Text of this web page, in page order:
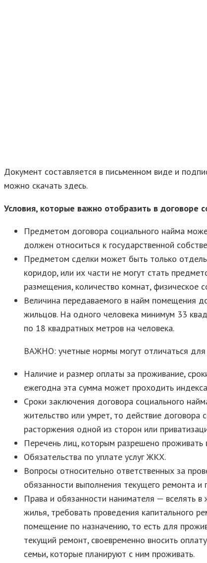
Документ составляется в письменном виде и
можно скачать здесь.
Условия, которые важно отобразить в договоре
Предметом договора социального найма
должен относиться к государственной
Предметом сделки может быть только
коридор, или их части не могут стать
размещения, количество комнат,
Величина передаваемого в найм помещения
жильцов. На одного человека минимум 33
по 18 квадратных метров на человека.
ВАЖНО: учетные нормы могут отличаться для
Наличие и размер оплаты за проживание,
ежегодна эта сумма может проходить
Сроки заключения договора социального
жительство или умрет, то действие договора
расторжения одной из сторон или
Перечень лиц, которым разрешено проживать
Обязательства по уплате услуг ЖКХ.
Вопросы относительно ответственных за
обязанности выполнения текущего ремонта
Права и обязанности нанимателя — вселять
жилья, требовать проведения капитального
помещение по назначению, то есть для
текущий ремонт, своевременно вносить
семьи, которые планируют с ним проживать.